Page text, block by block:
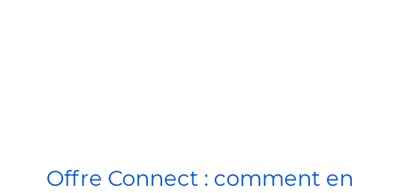
Offre Connect : comment en